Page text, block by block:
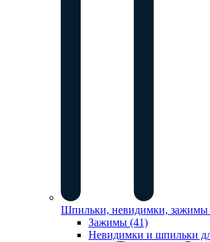
Шпильки, невидимки, зажимы
Зажимы (41)
Невидимки и шпильки